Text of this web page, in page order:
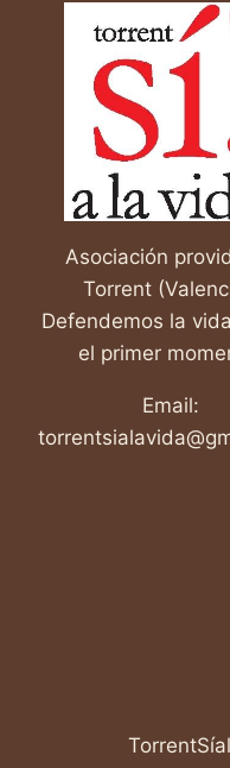
HISTORIA
QUE
NUNCA
EXISTIÓ
Asociación
Torrent
Defendemos la
el primer
Email: